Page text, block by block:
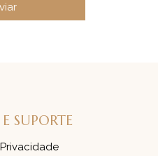
SUPORTE